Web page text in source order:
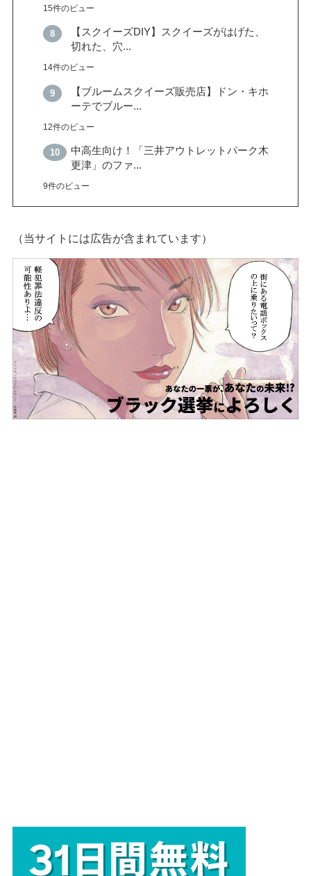
15件のビュー
【スクイーズDIY】スクイーズがはげた、
切れた、穴...
14件のビュー
【ブルームスクイーズ販売店】ドン・キホ
ーテでブルー...
12件のビュー
中高生向け！「三井アウトレットパーク木
更津」のファ...
9件のビュー
（当サイトには広告が含まれています）